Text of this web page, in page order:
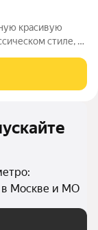
красивую
стиле, в
на
в Москве и МО